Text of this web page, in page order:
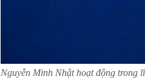
Nguyễn Minh Nhật hoạt động trong